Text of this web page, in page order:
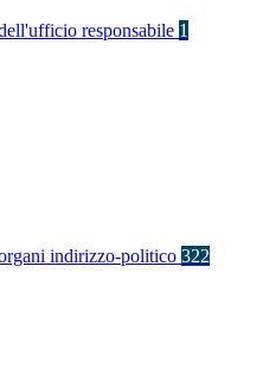
responsabile 1
indirizzo-politico 322